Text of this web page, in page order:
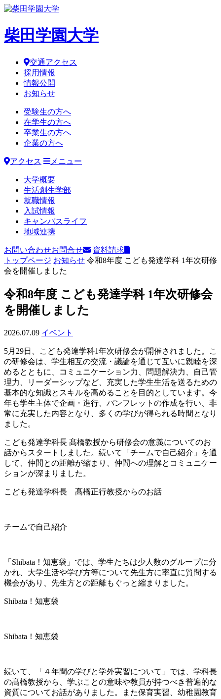
柴田学園大学
交通アクセス
採用情報
情報公開
お知らせ
受験生の方へ
在学生の方へ
卒業生の方へ
企業の方へ
アクセス メニュー
大学概要
生活創生学部
就職情報
入試情報
キャンパスライフ
地域連携
お問い合わせお問合せ
資料請求
トップページ お知らせ 令和8年度 こども発達学科 1年次研修
会を開催しました
令和8年度 こども発達学科 1年次研修会
を開催しました
2026.07.09 イベント
5月29日、こども発達学科1年次研修会が開催されました。こ
の研修会は、学生相互の交流・議論を通じて互いに親睦を深
めるとともに、コミュニケーション力、問題解決力、自己管
理力、リーダーシップなど、充実した学生生活を送るための
基本的な知識とスキルを高めることを目的としています。今
年も学生主体で企画・進行、パンフレットの作成を行い、非
常に充実した内容となり、多くの学びが得られる時間となり
ました。
こども発達学科長 髙橋教授から研修会の意義についてのお
話からスタートしました。続いて「チームで自己紹介」を通
して、仲間との距離が縮まり、仲間への理解とコミュニケー
ションが深まりました。
こども発達学科長 髙橋正行教授からのお話
チームで自己紹介
「Shibata！知恵袋」では、学生たちは少人数のグループに分
かれ、大学生活や学び方等について先生方に率直に質問する
機会があり、先生方との距離もぐっと縮まりました。
Shibata！知恵袋
Shibata！知恵袋
続いて、「４年間の学びと学外実習について」では、学科長
の髙橋教授から、学ぶことの意味や教員が持つべき普遍的な
資質についてお話がありました。また保育実習、幼稚園教育